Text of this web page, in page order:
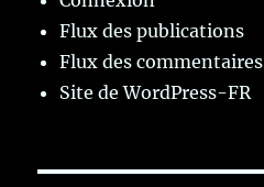
Flux des publications
Flux des commentaires
Site de WordPress-FR